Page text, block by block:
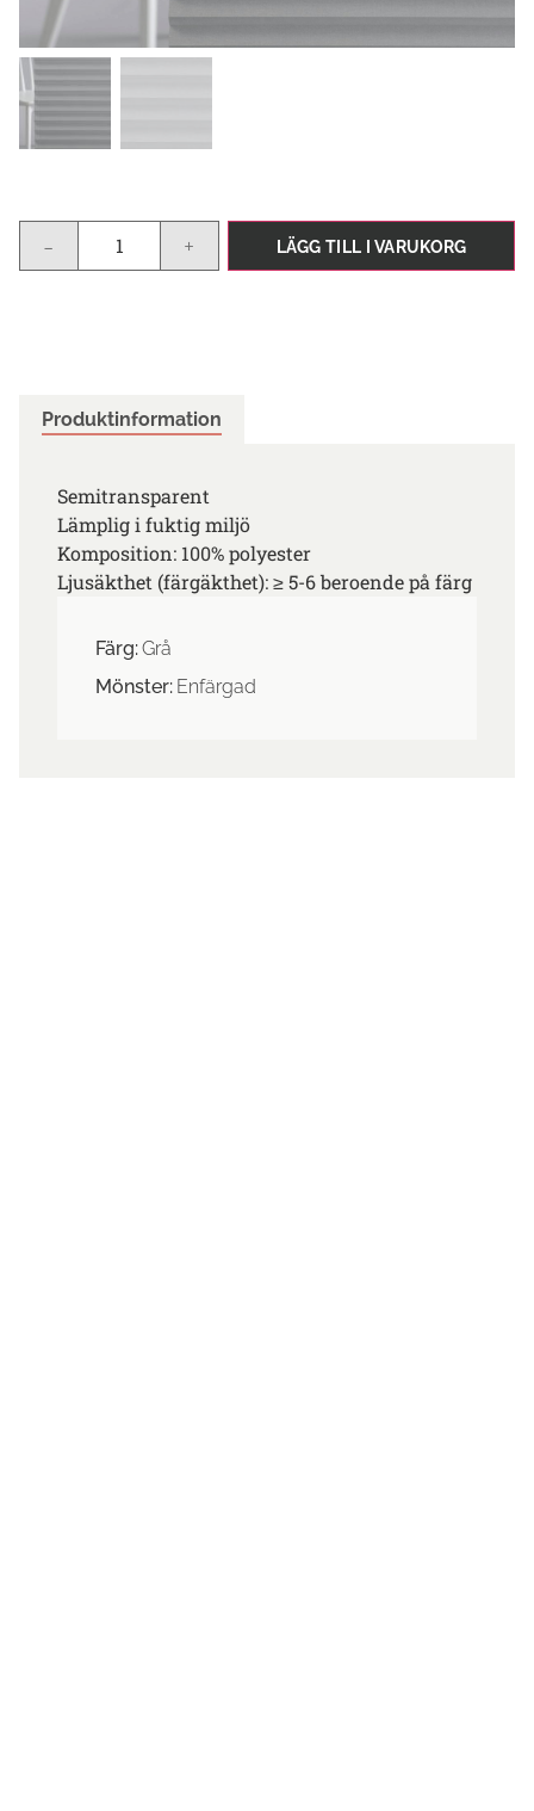
- + LÄGG TILL I VARUKORG
Produktinformation
Semitransparent
Lämplig i fuktig miljö
Komposition: 100% polyester
Ljusäkthet (färgäkthet): ≥ 5-6 beroende på färg
Färg:Grå
Mönster: Enfärgad